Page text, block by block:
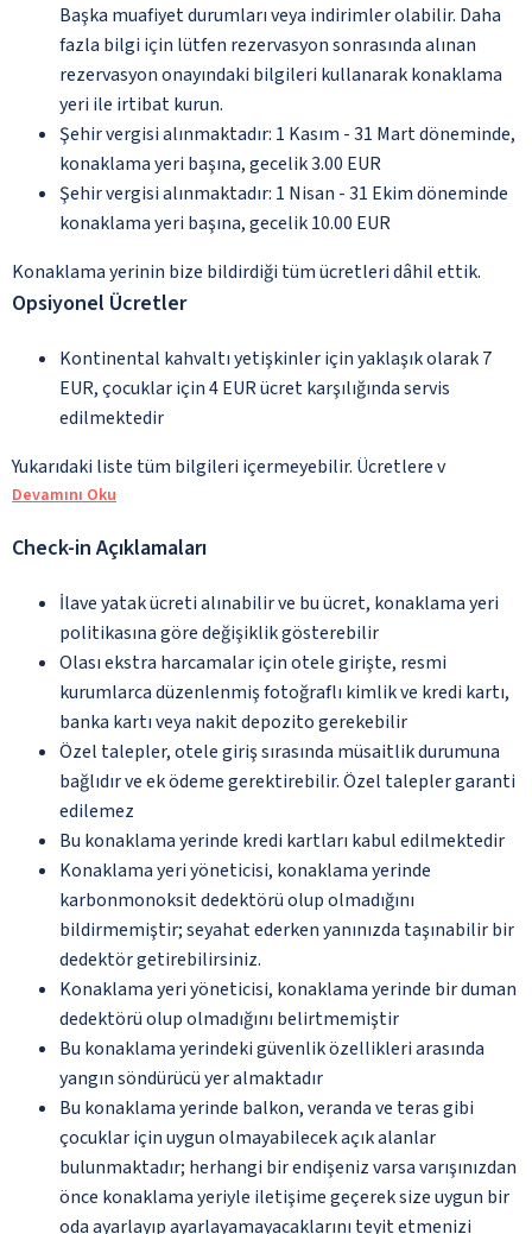
Başka muafiyet durumları veya indirimler olabilir. Daha
fazla bilgi için lütfen rezervasyon sonrasında alınan
rezervasyon onayındaki bilgileri kullanarak konaklama
yeri ile irtibat kurun.
Şehir vergisi alınmaktadır: 1 Kasım - 31 Mart döneminde,
konaklama yeri başına, gecelik 3.00 EUR
Şehir vergisi alınmaktadır: 1 Nisan - 31 Ekim döneminde
konaklama yeri başına, gecelik 10.00 EUR
Konaklama yerinin bize bildirdiği tüm ücretleri dâhil ettik.
Opsiyonel Ücretler
Kontinental kahvaltı yetişkinler için yaklaşık olarak 7
EUR, çocuklar için 4 EUR ücret karşılığında servis
edilmektedir
Yukarıdaki liste tüm bilgileri içermeyebilir. Ücretlere v
Devamını Oku
Check-in Açıklamaları
İlave yatak ücreti alınabilir ve bu ücret, konaklama yeri
politikasına göre değişiklik gösterebilir
Olası ekstra harcamalar için otele girişte, resmi
kurumlarca düzenlenmiş fotoğraflı kimlik ve kredi kartı,
banka kartı veya nakit depozito gerekebilir
Özel talepler, otele giriş sırasında müsaitlik durumuna
bağlıdır ve ek ödeme gerektirebilir. Özel talepler garanti
edilemez
Bu konaklama yerinde kredi kartları kabul edilmektedir
Konaklama yeri yöneticisi, konaklama yerinde
karbonmonoksit dedektörü olup olmadığını
bildirmemiştir; seyahat ederken yanınızda taşınabilir bir
dedektör getirebilirsiniz.
Konaklama yeri yöneticisi, konaklama yerinde bir duman
dedektörü olup olmadığını belirtmemiştir
Bu konaklama yerindeki güvenlik özellikleri arasında
yangın söndürücü yer almaktadır
Bu konaklama yerinde balkon, veranda ve teras gibi
çocuklar için uygun olmayabilecek açık alanlar
bulunmaktadır; herhangi bir endişeniz varsa varışınızdan
önce konaklama yeriyle iletişime geçerek size uygun bir
oda ayarlayıp ayarlayamayacaklarını teyit etmenizi